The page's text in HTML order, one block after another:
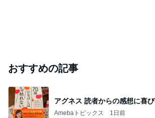
おすすめの記事
アグネス 読者からの感想に喜び
Amebaトピックス 1日前